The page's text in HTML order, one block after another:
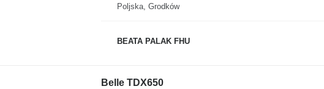
Poljska, Grodków
BEATA PALAK FHU
Belle TDX650